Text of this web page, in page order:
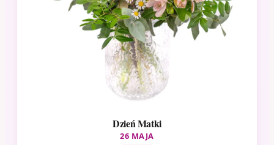
Dzień Matki
26 MAJA